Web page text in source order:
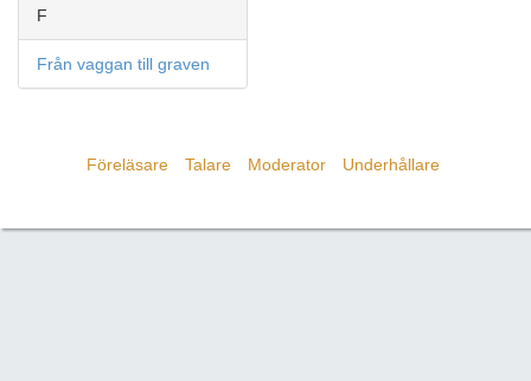
F
Från vaggan till graven
Föreläsare Talare Moderator Underhållare